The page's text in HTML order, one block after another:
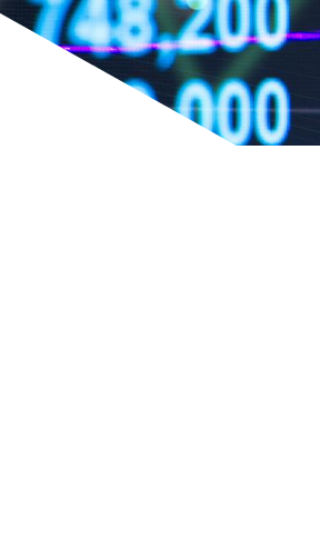
Qualiopi
Le Cnam ICSV
Mobilité internationale et
Règlement intérieur